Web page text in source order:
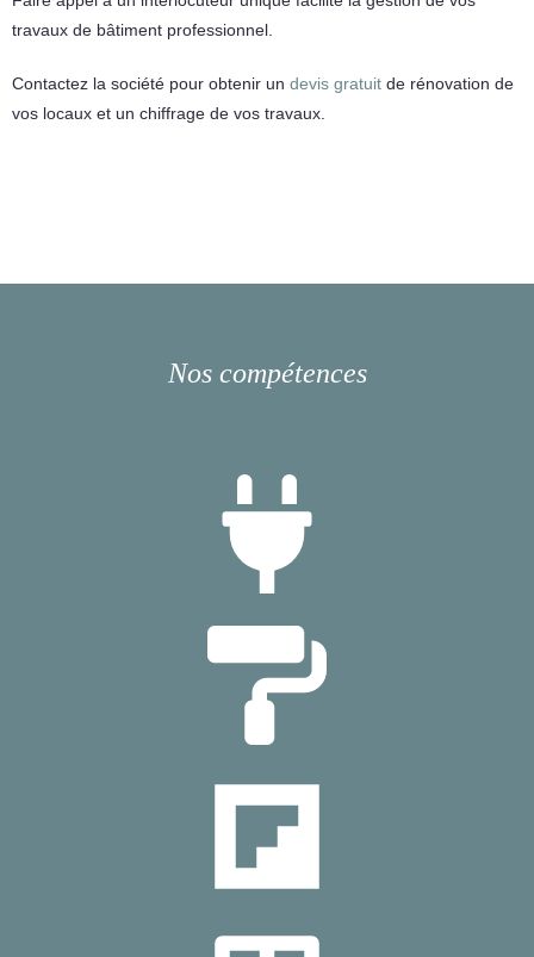
travaux de bâtiment professionnel.
Contactez la société pour obtenir un devis gratuit de rénovation de
vos locaux et un chiffrage de vos travaux.
Nos compétences